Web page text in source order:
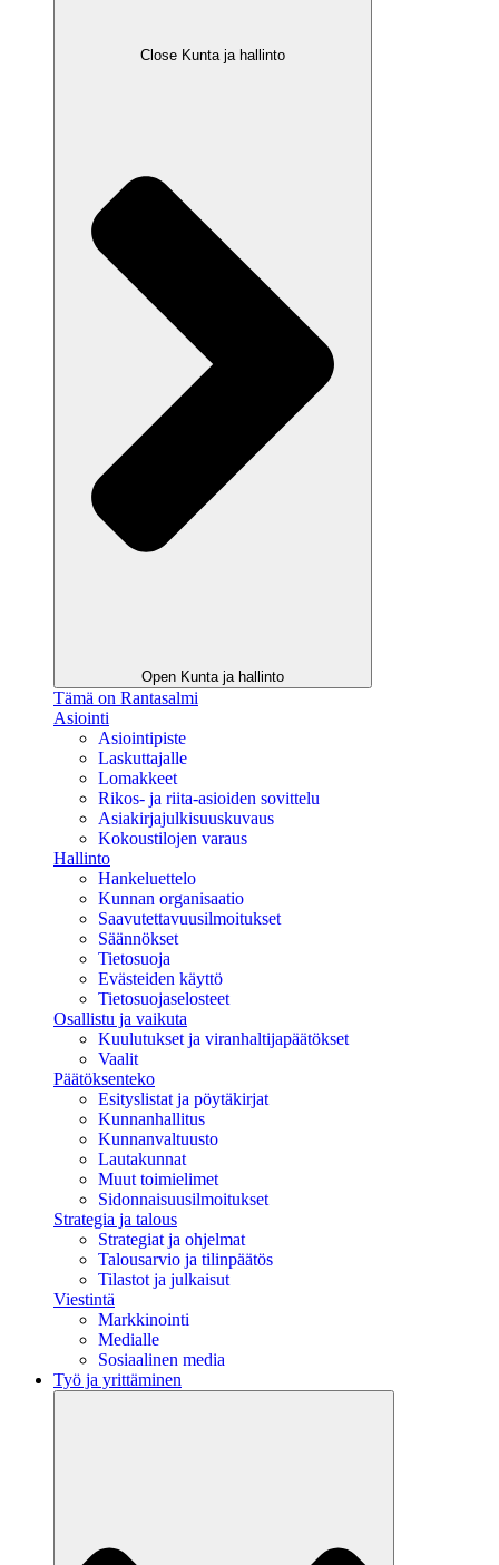
Close Kunta ja hallinto
Open Kunta ja hallinto
Tämä on Rantasalmi
Asiointi
Asiointipiste
Laskuttajalle
Lomakkeet
Rikos- ja riita-asioiden sovittelu
Asiakirjajulkisuuskuvaus
Kokoustilojen varaus
Hallinto
Hankeluettelo
Kunnan organisaatio
Saavutettavuusilmoitukset
Säännökset
Tietosuoja
Evästeiden käyttö
Tietosuojaselosteet
Osallistu ja vaikuta
Kuulutukset ja viranhaltijapäätökset
Vaalit
Päätöksenteko
Esityslistat ja pöytäkirjat
Kunnanhallitus
Kunnanvaltuusto
Lautakunnat
Muut toimielimet
Sidonnaisuusilmoitukset
Strategia ja talous
Strategiat ja ohjelmat
Talousarvio ja tilinpäätös
Tilastot ja julkaisut
Viestintä
Markkinointi
Medialle
Sosiaalinen media
Työ ja yrittäminen